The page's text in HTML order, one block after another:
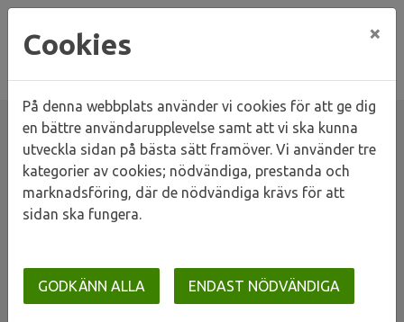
Hem Mina sidor
Cookies ×
På denna webbplats använder vi cookies för att ge dig
en bättre användarupplevelse samt att vi ska kunna
utveckla sidan på bästa sätt framöver. Vi använder tre
kategorier av cookies; nödvändiga, prestanda och
marknadsföring, där de nödvändiga krävs för att
sidan ska fungera.
GODKÄNN ALLA ENDAST NÖDVÄNDIGA